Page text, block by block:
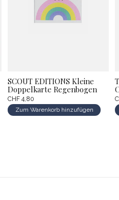
SCOUT EDITIONS Kleine
Doppelkarte Regenbogen
CHF 4,80
Zum Warenkorb hinzufügen